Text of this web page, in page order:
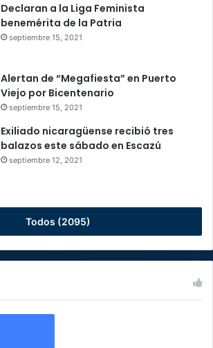
Declaran a la Liga Feminista
benemérita de la Patria
septiembre 15, 2021
Alertan de “Megafiesta” en Puerto
Viejo por Bicentenario
septiembre 15, 2021
Exiliado nicaragüense recibió tres
balazos este sábado en Escazú
septiembre 12, 2021
Todos (2095)